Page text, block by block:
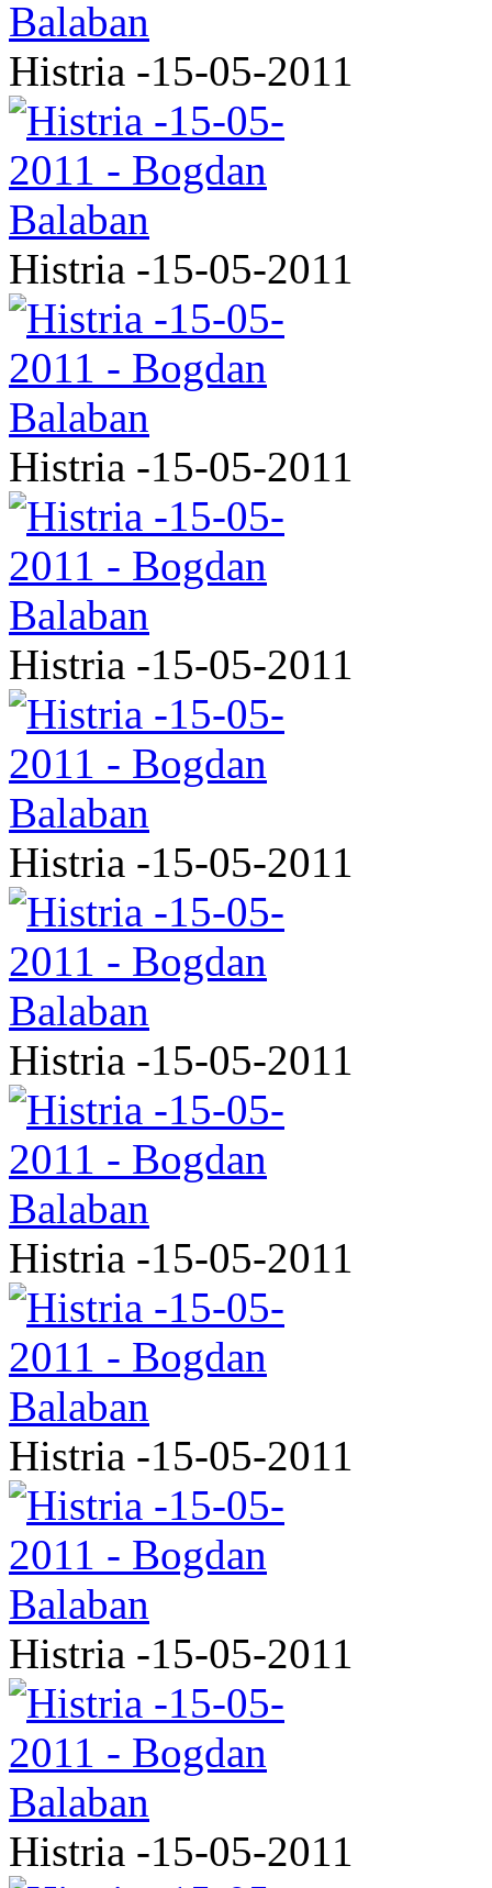
Histria -15-05-2011
Histria -15-05-2011
Histria -15-05-2011
Histria -15-05-2011
Histria -15-05-2011
Histria -15-05-2011
Histria -15-05-2011
Histria -15-05-2011
Histria -15-05-2011
Histria -15-05-2011